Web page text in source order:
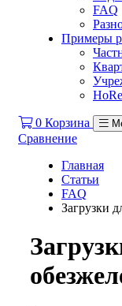
FAQ
Примеры
0 Корзина
Сравнение
Главная
Статьи
FAQ
Загрузки